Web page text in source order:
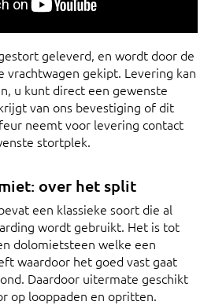
geleverd, en wordt door de
vrachtwagen gekipt. Levering kan
u kunt direct een gewenste
van ons bevestiging of dit
neemt voor levering contact
stortplek.
over het split
een klassieke soort die al
wordt gebruikt. Het is tot
dolomietsteen welke een
waardoor het goed vast gaat
Daardoor uitermate geschikt
op looppaden en opritten.